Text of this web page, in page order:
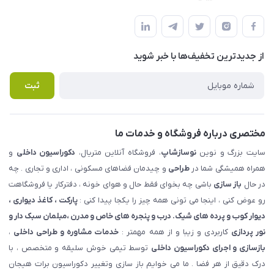
املاک مدنی - نوساز شاپ
لیست محصولات
درباره ما
قوانین و مقررات
حریم خصوصی
راهنما
پرسش های متداول
از جدید‌ترین تخفیف‌ها با‌ خبر شوید
ثبت
مختصری درباره فروشگاه و خدمات ما
سایت بزرگ و نویننوسازشاپ، فروشگاه آنلاین متریال، دکوراسیون داخلی و
همراه همیشگی شما درطراحی و چیدمان فضاهای مسکونی ، اداری و تجاری . چه
در حال باز سازی باشی چه بخوای فقط حال و هوای خونه ، دفترکار یا فروشگاهت
رو عوض کنی ، اینجا می تونی همه چیز را یکجا پیدا کنی :پارکت ، کاغذ دیواری ،
دیوار کوب و پرده های شیک. درب و پنجره های خاص و مدرن ،مبلمان سبک دار و
نور پردازی کاربردی و زیبا و از همه مهمتر : خدمات مشاوره و طراحی داخلی ،
بازسازی و اجرای دکوراسیون داخلی توسط تیمی خوش سلیقه و متخصص ، با
درک دقیق از هر فضا . ما می خوایم باز سازی وتغییر دکوراسیون برات هیجان